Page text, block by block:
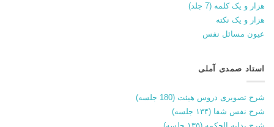
هزار و یک کلمه (7 جلد)
هزار و یک نکته
عیون مسائل نفس
استاد صمدی آملی
شرح تصویری دروس هیئت (180 جلسه)
شرح نفس شفا (۱۳۴ جلسه)